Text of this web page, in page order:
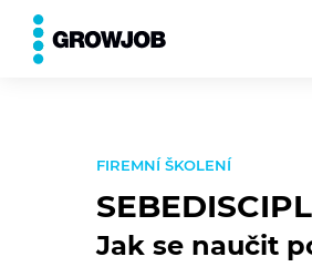
FIREMNÍ ŠKOLENÍ
Jak se naučit
⮨VŠECHNA TÉMATA